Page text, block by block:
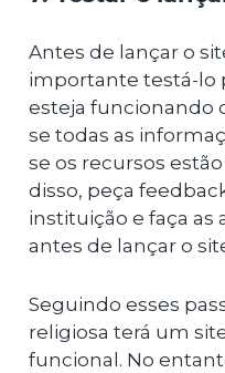
Antes de lançar o
importante testá-lo
esteja funcionando
se todas as
se os recursos
disso, peça
instituição e faça as
antes de lançar o
Seguindo esses
religiosa terá um
funcional. No